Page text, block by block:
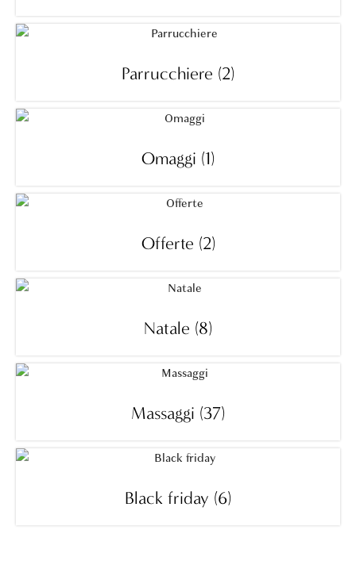
Parrucchiere (2)
Omaggi (1)
Offerte (2)
Natale (8)
Massaggi (37)
Black friday (6)